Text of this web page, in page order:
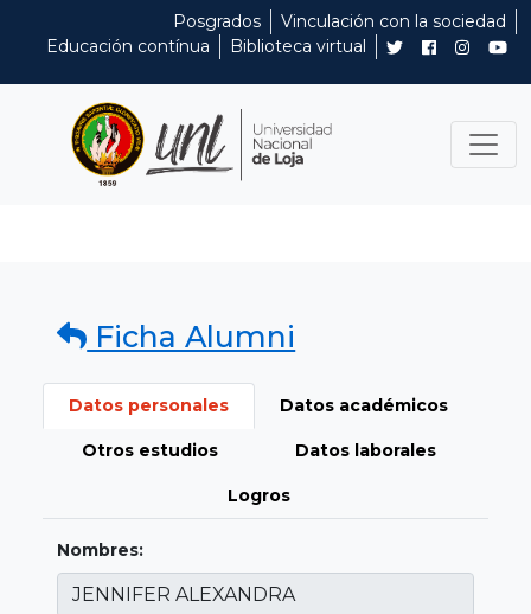
Posgrados
Vinculación con la sociedad
Educación contínua
Biblioteca virtual
Ficha Alumni
Datos personales Datos académicos
Otros estudios Datos laborales
Logros
Nombres: